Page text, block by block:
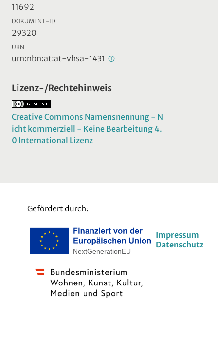
11692
DOKUMENT-ID
29320
URN
urn:nbn:at:at-vhsa-1431
Lizenz-/Rechtehinweis
Creative Commons Namensnennung - N
icht kommerziell - Keine Bearbeitung 4.
0 International Lizenz
Gefördert durch:
Impressum
Datenschutz